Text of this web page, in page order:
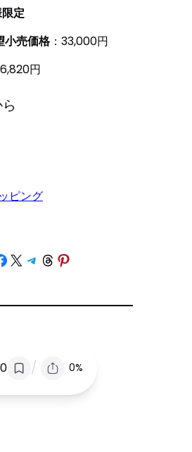
定
小売価格：33,000円
円
ピング
on Facebook
Share on X Share on Telegram
Share on Threads
Share on Pinterest
0 / 0%